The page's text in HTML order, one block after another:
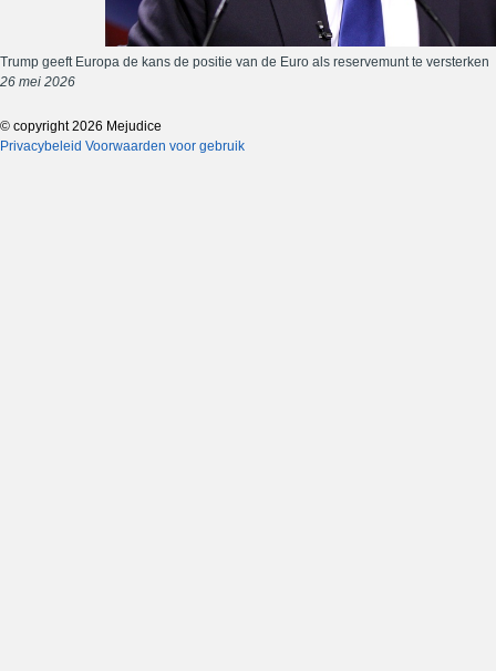
Trump geeft Europa de kans de positie van de Euro als reservemunt te versterken
26 mei 2026
© copyright 2026 Mejudice
Privacybeleid Voorwaarden voor gebruik